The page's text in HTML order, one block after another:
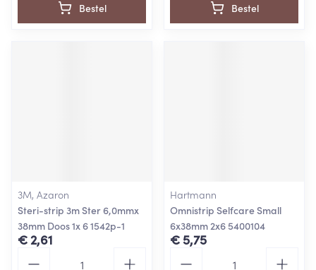
Bestel Bestel
3M, Azaron
Steri-strip 3m Ster 6,0mmx
38mm Doos 1x 6 1542p-1
€ 2,61
Hartmann
Omnistrip Selfcare Small
6x38mm 2x6 5400104
€ 5,75